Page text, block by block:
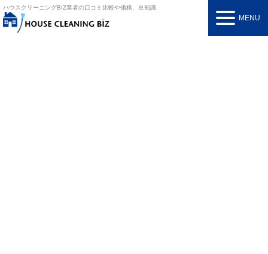
ハウスクリーニングBIZ業者の口コミ比較や価格、豆知識
MENU